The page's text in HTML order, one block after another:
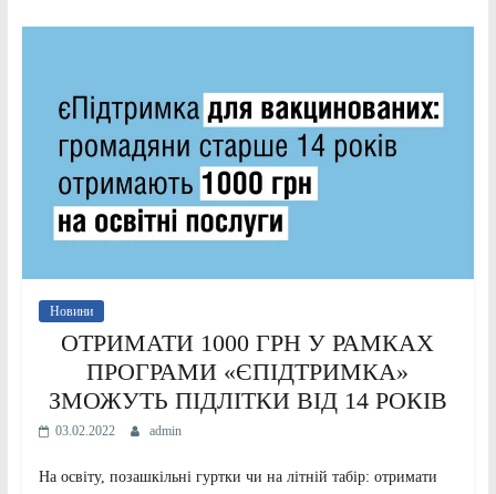
Новини
ОТРИМАТИ 1000 ГРН У РАМКАХ
ПРОГРАМИ «ЄПІДТРИМКА»
ЗМОЖУТЬ ПІДЛІТКИ ВІД 14 РОКІВ
03.02.2022 admin
На освіту, позашкільні гуртки чи на літній табір: отримати